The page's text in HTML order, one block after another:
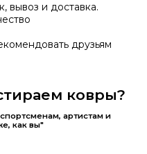
вывоз и доставка.
друзьям
ковры?
артистам и
как вы"